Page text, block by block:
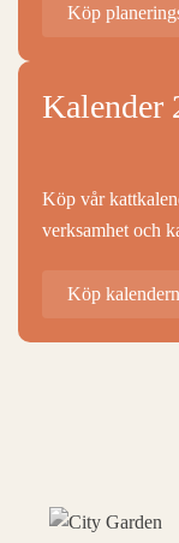
Köp
Kalender
Köp vår
verksamhet och
Köp